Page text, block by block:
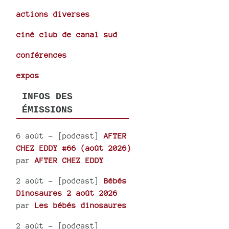
actions diverses
ciné club de canal sud
conférences
expos
INFOS DES
ÉMISSIONS
6 août- [podcast]AFTER
CHEZ EDDY #66 (août 2026)
parAFTER CHEZ EDDY
2 août- [podcast]Bébés
Dinosaures 2 août 2026
parLes bébés dinosaures
2 août- [podcast]